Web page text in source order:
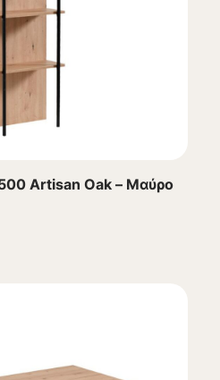
Artisan Oak – Μαύρο